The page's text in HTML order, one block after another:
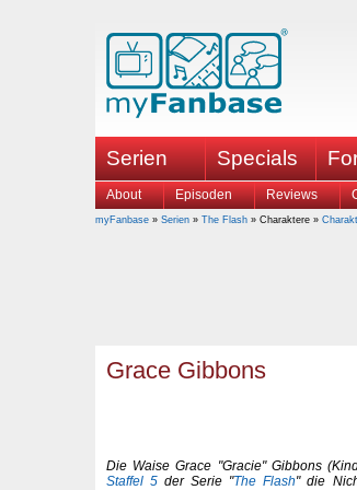
Serien Specials
About Episoden Reviews
myFanbase » Serien » The Flash » Charaktere »
Grace Gibbons
Die Waise Grace "Gracie" Gibbons
Staffel 5 der Serie "The Flash" die